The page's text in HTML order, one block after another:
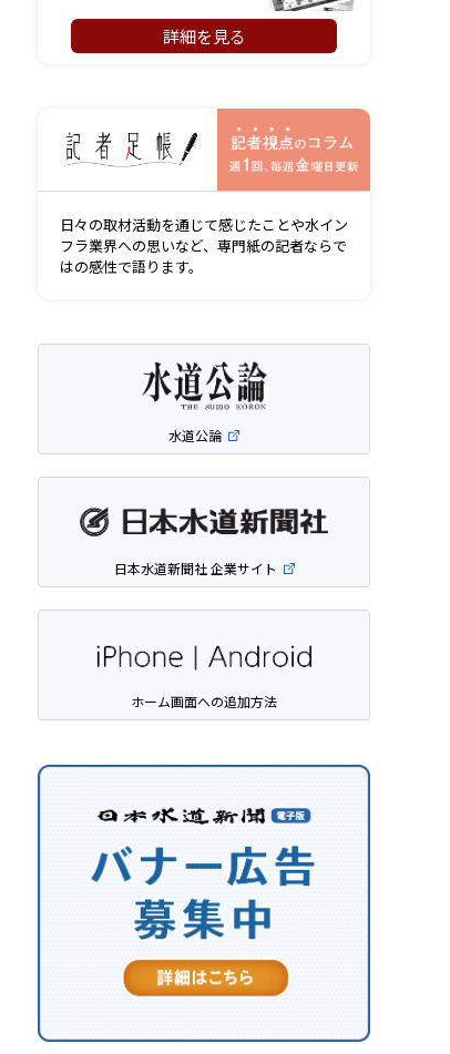
マイクリップに追加
マイクリップに追加
マイクリップに追加
マイクリップに追加
詳細を見る
日々の取材活動を通じて感じたことや水イン
フラ業界への思いなど、専門紙の記者ならで
はの感性で語ります。
水道公論
日本水道新聞社 企業サイト
ホーム画面への追加方法